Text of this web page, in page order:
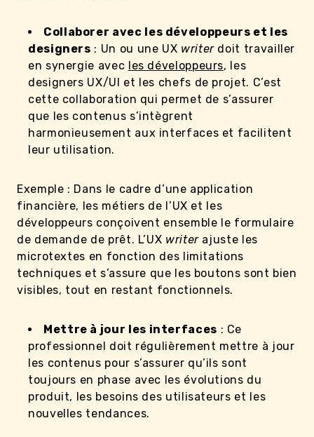
Collaborer avec les développeurs et les
designers : Un ou une UX writerdoit travailler
en synergie avec les développeurs, les
designers UX/UI et les chefs de projet. C’est
cette collaboration qui permet de s’assurer
que les contenus s’intègrent
harmonieusement aux interfaces et facilitent
leur utilisation.
Exemple : Dans le cadre d’une application
financière, les métiers de l’UX et les
développeurs conçoivent ensemble le formulaire
de demande de prêt. L’UX writerajuste les
microtextes en fonction des limitations
techniques et s’assure que les boutons sont bien
visibles, tout en restant fonctionnels.
Mettre à jour les interfaces : Ce
professionnel doit régulièrement mettre à jour
les contenus pour s’assurer qu’ils sont
toujours en phase avec les évolutions du
produit, les besoins des utilisateurs et les
nouvelles tendances.